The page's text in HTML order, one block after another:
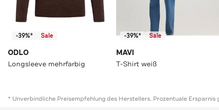
-39%* Sale
ODLO
Longsleeve mehrfarbig
-39%* Sale
MAVI
T-Shirt weiß
* Unverbindliche Preisempfehlung des Herstellers. Prozentuale Ersparnis